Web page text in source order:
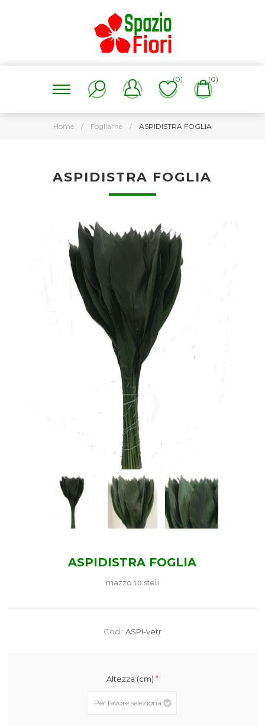
(0) (0)
Home / Fogliame / ASPIDISTRA FOGLIA
ASPIDISTRA FOGLIA
ASPIDISTRA FOGLIA
mazzo 10 steli
Cod.: ASPI-vetr
Altezza (cm) *